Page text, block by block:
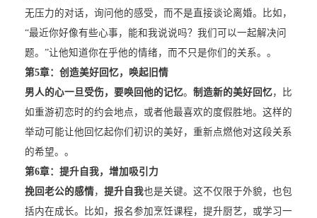
无压力的对话，询问他的感受，而不是直接谈论离婚。比如，
“最近你好像有些心事，能和我说说吗？我们可以一起解决问
题。”让他知道你在乎他的情绪，而不只是你们的关系。。
第5章：创造美好回忆，唤起旧情
男人的心一旦受伤，要唤回他的记忆。 制造新的美好回忆，比
如重游初恋时的约会地点，或者他最喜欢的度假胜地。这样的
举动可能让他回忆起你们初识的美好，重新点燃他对这段关系
的希望。。
第6章：提升自我，增加吸引力
挽回老公的感情， 提升自我也是关键。这不仅限于外貌，也包
括内在成长。比如，报名参加烹饪课程，提升厨艺，或学习一